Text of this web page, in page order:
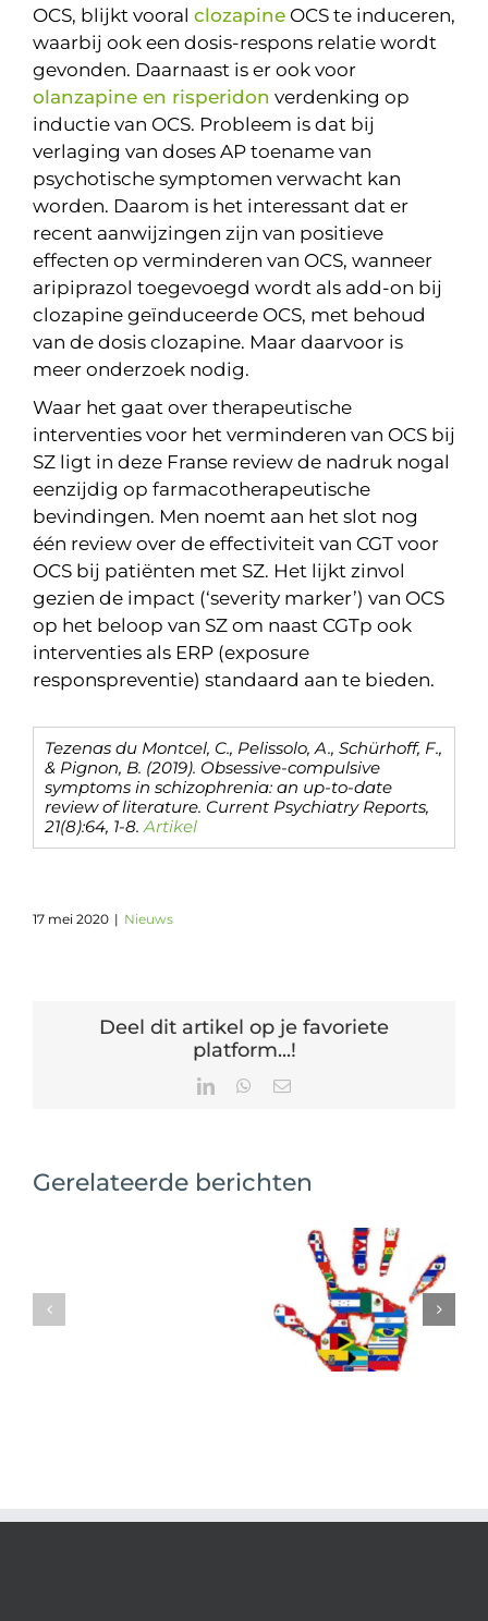
OCS, blijkt vooral clozapine OCS te induceren,
waarbij ook een dosis-respons relatie wordt
gevonden. Daarnaast is er ook voor
olanzapine en risperidon verdenking op
inductie van OCS. Probleem is dat bij
verlaging van doses AP toename van
psychotische symptomen verwacht kan
worden. Daarom is het interessant dat er
recent aanwijzingen zijn van positieve
effecten op verminderen van OCS, wanneer
aripiprazol toegevoegd wordt als add-on bij
clozapine geïnduceerde OCS, met behoud
van de dosis clozapine. Maar daarvoor is
meer onderzoek nodig.
Waar het gaat over therapeutische
interventies voor het verminderen van OCS bij
SZ ligt in deze Franse review de nadruk nogal
eenzijdig op farmacotherapeutische
bevindingen. Men noemt aan het slot nog
één review over de effectiviteit van CGT voor
OCS bij patiënten met SZ. Het lijkt zinvol
gezien de impact (‘severity marker’) van OCS
op het beloop van SZ om naast CGTp ook
interventies als ERP (exposure
responspreventie) standaard aan te bieden.
Tezenas du Montcel, C., Pelissolo, A., Schürhoff, F.,
& Pignon, B. (2019). Obsessive-compulsive
symptoms in schizophrenia: an up-to-date
review of literature. Current Psychiatry Reports,
21(8):64, 1-8.Artikel
17 mei 2020 | Nieuws
Deel dit artikel op je favoriete
platform...!
LinkedInWhatsApp
E-
Gerelateerde berichten